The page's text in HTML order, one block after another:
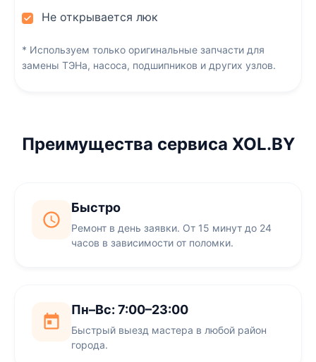
Не открывается люк
* Используем только оригинальные запчасти для
замены ТЭНа, насоса, подшипников и других узлов.
Преимущества сервиса XOL.BY
Быстро
Ремонт в день заявки. От 15 минут до 24
часов в зависимости от поломки.
Пн–Вс: 7:00–23:00
Быстрый выезд мастера в любой район
города.